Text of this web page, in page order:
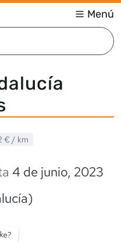
Menú
€ / km
4 de junio, 2023